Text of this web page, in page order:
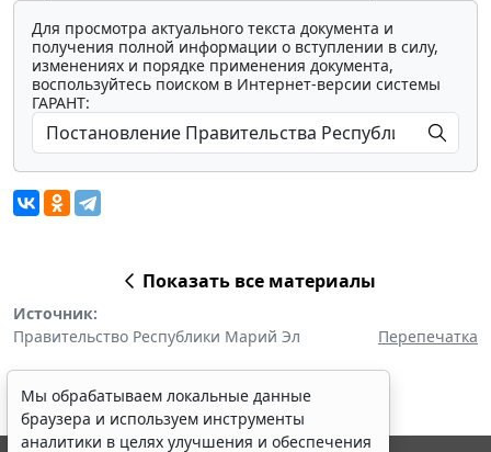
Для просмотра актуального текста документа и
получения полной информации о вступлении в силу,
изменениях и порядке применения документа,
воспользуйтесь поиском в Интернет-версии системы
ГАРАНТ:
Показать все материалы
Источник:
Правительство Республики Марий Эл
Перепечатка
Мы обрабатываем локальные данные
браузера и используем инструменты
аналитики в целях улучшения и обеспечения